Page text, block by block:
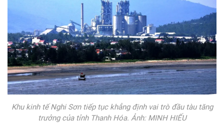
Khu kinh tế Nghi Sơn tiếp tục khẳng định vai trò đầu tàu tăng
trưởng của tỉnh Thanh Hóa. Ảnh: MINH HIẾU